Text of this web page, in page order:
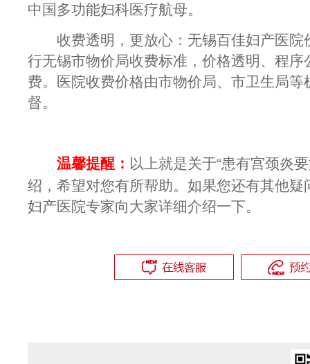
中国多功能妇科医疗航母。
收费透明，更放心：无锡百佳妇产医院
行无锡市物价局收费标准，价格透明、程序
费。医院收费价格由市物价局、市卫生局等
督。
温馨提醒： 以上就是关于“患有宫颈炎
绍，希望对您有所帮助。如果您还有其他疑
妇产医院专家向大家详细介绍一下。